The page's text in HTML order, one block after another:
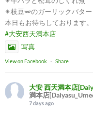
✴︎枝豆🫛のガーリックバター
本日もお待ちしております。
#大安西天満本店
写真
View on Facebook · Share
大安 西天満本店
満本店
7 days ago